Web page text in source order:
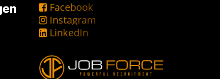
Facebook
Instagram
LinkedIn